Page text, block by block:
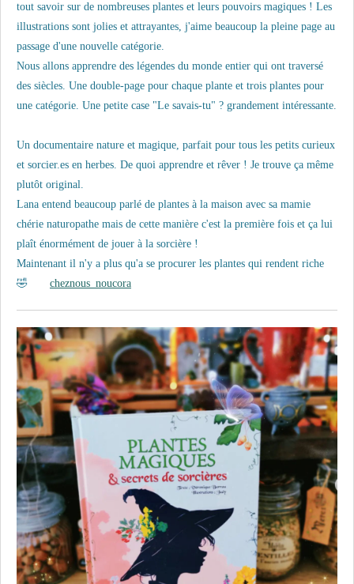
tout savoir sur de nombreuses plantes et leurs pouvoirs magiques ! Les
illustrations sont jolies et attrayantes, j'aime beaucoup la pleine page au
passage d'une nouvelle catégorie.
Nous allons apprendre des légendes du monde entier qui ont traversé
des siècles. Une double-page pour chaque plante et trois plantes pour
une catégorie. Une petite case "Le savais-tu" ? grandement intéressante.
Un documentaire nature et magique, parfait pour tous les petits curieux
et sorcier.es en herbes. De quoi apprendre et rêver ! Je trouve ça même
plutôt original.
Lana entend beaucoup parlé de plantes à la maison avec sa mamie
chérie naturopathe mais de cette manière c'est la première fois et ça lui
plaît énormément de jouer à la sorcière !
Maintenant il n'y a plus qu'a se procurer les plantes qui rendent riche
🤣
cheznous_noucora